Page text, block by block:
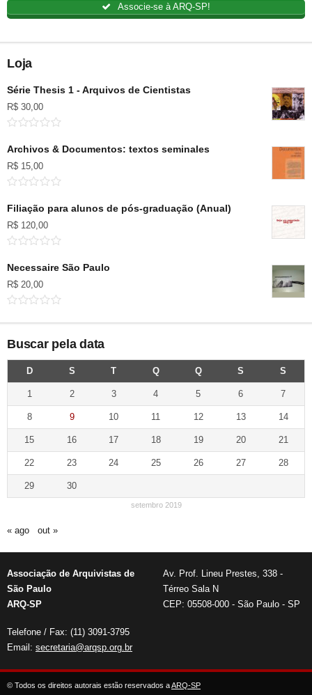
Associe-se à ARQ-SP!
Loja
Série Thesis 1 - Arquivos de Cientistas
R$ 30,00
Archivos & Documentos: textos seminales
R$ 15,00
Filiação para alunos de pós-graduação (Anual)
R$ 120,00
Necessaire São Paulo
R$ 20,00
Buscar pela data
setembro 2019
D S T Q Q S S
1 2 3 4 5 6 7
8 9 10 11 12 13 14
15 16 17 18 19 20 21
22 23 24 25 26 27 28
29 30
« ago out »
Associação de Arquivistas de
São Paulo
ARQ-SP
Av. Prof. Lineu Prestes, 338 -
Térreo Sala N
CEP: 05508-000 - São Paulo - SP
Telefone / Fax: (11) 3091-3795
Email: secretaria@arqsp.org.br
© Todos os direitos autorais estão reservados aARQ-SP